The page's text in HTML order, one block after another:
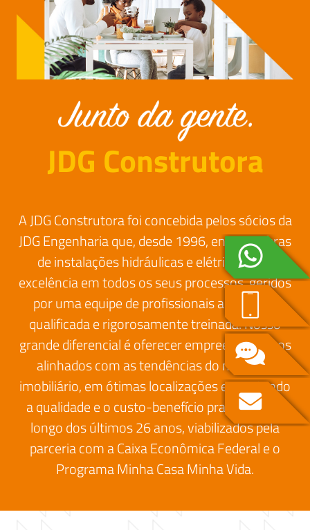
JDG Construtora
A JDG Construtora foi concebida pelos sócios da
JDG Engenharia que, desde 1996, entrega obras
de instalações hidráulicas e elétricas com
excelência em todos os seus processos, geridos
por uma equipe de profissionais altamente
qualificada e rigorosamente treinada. Nosso
grande diferencial é oferecer empreendimentos
alinhados com as tendências do mercado
imobiliário, em ótimas localizações e mantendo
a qualidade e o custo-benefício praticados ao
longo dos últimos 26 anos, viabilizados pela
parceria com a Caixa Econômica Federal e o
Programa Minha Casa Minha Vida.